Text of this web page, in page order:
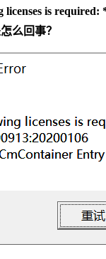
licenses is
么回事？